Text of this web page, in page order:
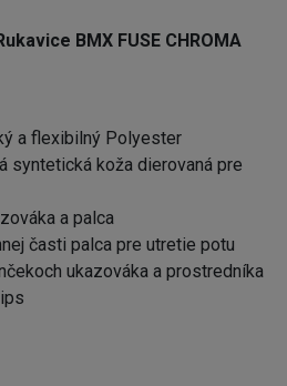
BMX FUSE CHROMA
a flexibilný Polyester
syntetická koža dierovaná pre
a palca
časti palca pre utretie potu
ukazováka a prostredníka